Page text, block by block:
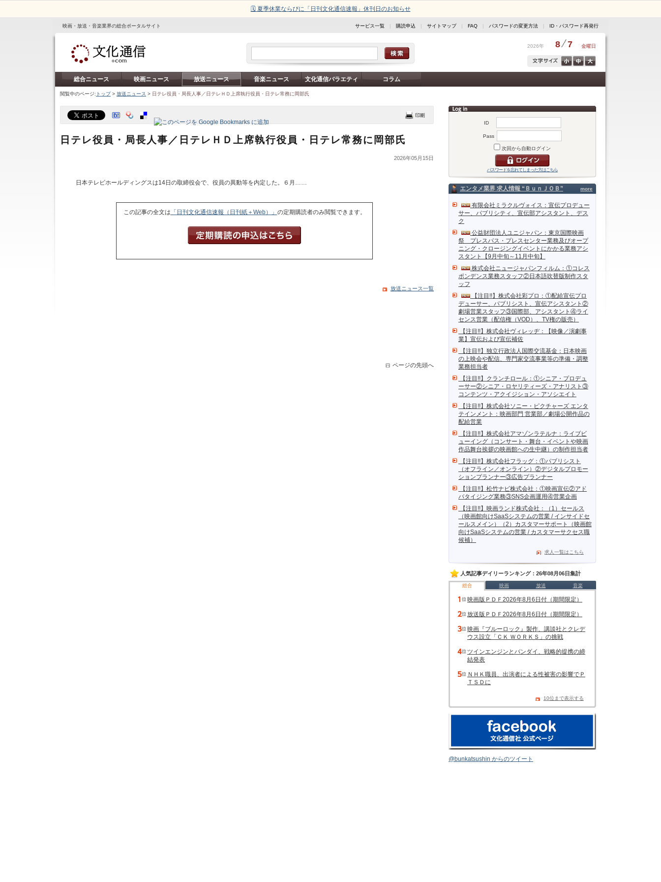
🗓️ 夏季休業ならびに「日刊文化通信速報」休刊日のお知らせ
映画・放送・音楽業界の総合ポータルサイト サービス一覧 | 購読申込 | サイトマップ| FAQ | パスワードの変更方法 | ID・パスワード再発行
2026年 8 7 金曜日
総合ニュース 映画ニュース 放送ニュース 音楽ニュース 文化通信バラエティ コラム
閲覧中のページ: トップ> 放送ニュース > 日テレ役員・局長人事／日テレＨＤ上席執行役員・日テレ常務に岡部氏
ID
Pass
次回から自動ログイン
パスワードを忘れてしまった方はこちら
more
エンタメ業界 求人情報 “ＢｕｎＪＯＢ”
有限会社ミラクルヴォイス：宣伝プロデュー
サー、パブリシティ、宣伝部アシスタント、デス
ク
公益財団法人ユニジャパン：東京国際映画
祭 プレスパス・プレスセンター業務及びオープ
ニング・クロージングイベントにかかる業務アシ
スタント【9月中旬～11月中旬】
株式会社ニュージャパンフィルム：①コレス
ポンデンス業務スタッフ②日本語吹替版制作スタ
ッフ
【注目!!】株式会社彩プロ：①配給宣伝プロ
デューサー、パブリシスト、宣伝アシスタント②
劇場営業スタッフ③国際部、アシスタント④ライ
センス営業（配信権（VOD）、TV権の販売）
【注目!!】株式会社ヴィレッヂ：【映像／演劇事
業】宣伝および宣伝補佐
【注目!!】独立行政法人国際交流基金：日本映画
の上映会や配信、専門家交流事業等の準備・調整
業務担当者
【注目!!】クランチロール：①シニア・プロデュ
ーサー②シニア・ロヤリティーズ・アナリスト③
コンテンツ・アクイジション・アソシエイト
【注目!!】株式会社ソニー・ピクチャーズ エンタ
テインメント：映画部門 営業部／劇場公開作品の
配給営業
【注目!!】株式会社アマゾンラテルナ：ライブビ
ューイング（コンサート・舞台・イベントや映画
作品舞台挨拶の映画館への生中継）の制作担当者
【注目!!】株式会社フラッグ：①パブリシスト
（オフライン／オンライン）②デジタルプロモー
ションプランナー③広告プランナー
【注目!!】松竹ナビ株式会社：①映画宣伝②アド
バタイジング業務③SNS企画運用④営業企画
【注目!!】映画ランド株式会社：（1）セールス
（映画館向けSaaSシステムの営業 / インサイドセ
ールスメイン）（2）カスタマーサポート（映画館
向けSaaSシステムの営業 / カスタマーサクセス職
候補）
求人一覧はこちら
人気記事デイリーランキング：26年08月06日集計
総合 映画 放送 音楽
映画版ＰＤＦ2026年8月6日付（期間限定）
放送版ＰＤＦ2026年8月6日付（期間限定）
映画『ブルーロック』製作、講談社とクレデ
ウス設立「ＣＫ ＷＯＲＫＳ」の挑戦
ツインエンジンとバンダイ、戦略的提携の締
結発表
ＮＨＫ職員、出演者による性被害の影響でＰ
ＴＳＤに
10位まで表示する
@bunkatsushin からのツイート
日テレ役員・局長人事／日テレＨＤ上席執行役員・日テレ常務に岡部氏
2026年05月15日
日本テレビホールディングスは14日の取締役会で、役員の異動等を内定した。６月……
この記事の全文は 「日刊文化通信速報（日刊紙＋Web）」 の定期購読者のみ閲覧できます。
放送ニュース一覧
ページの先頭へ